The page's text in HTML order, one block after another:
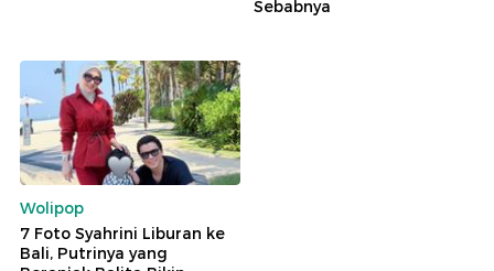
Sebabnya
Wolipop
7 Foto Syahrini Liburan ke
Bali, Putrinya yang